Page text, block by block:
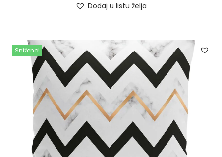
Dodaj u listu želja
Sniženo!